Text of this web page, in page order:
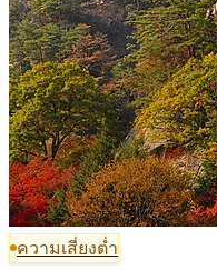
ความเสี่ยงต่ำ